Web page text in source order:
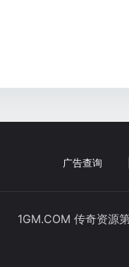
广告查询
1GM.COM 传奇资源